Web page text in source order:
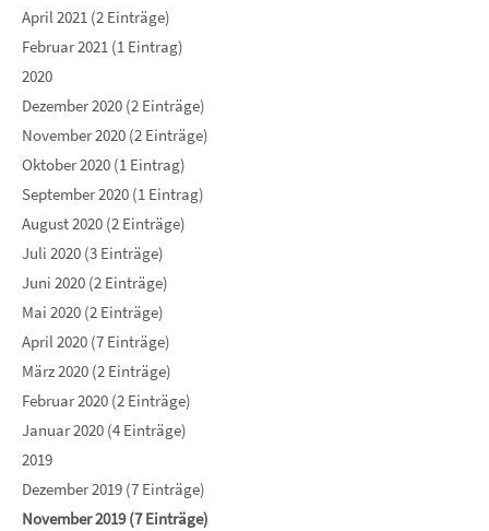
April 2021 (2 Einträge)
Februar 2021 (1 Eintrag)
2020
Dezember 2020 (2 Einträge)
November 2020 (2 Einträge)
Oktober 2020 (1 Eintrag)
September 2020 (1 Eintrag)
August 2020 (2 Einträge)
Juli 2020 (3 Einträge)
Juni 2020 (2 Einträge)
Mai 2020 (2 Einträge)
April 2020 (7 Einträge)
März 2020 (2 Einträge)
Februar 2020 (2 Einträge)
Januar 2020 (4 Einträge)
2019
Dezember 2019 (7 Einträge)
November 2019 (7 Einträge)